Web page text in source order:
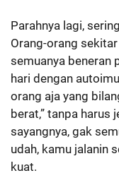
Parahnya lagi,
Orang-orang
semuanya beneran
hari dengan
orang aja yang
berat,” tanpa harus
sayangnya, gak
udah, kamu jalanin
kuat.